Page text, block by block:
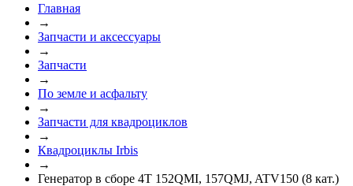
Главная
→
Запчасти и аксессуары
→
Запчасти
→
По земле и асфальту
→
Запчасти для квадроциклов
→
Квадроциклы Irbis
→
Генератор в сборе 4T 152QMI, 157QMJ, ATV150 (8 кат.)